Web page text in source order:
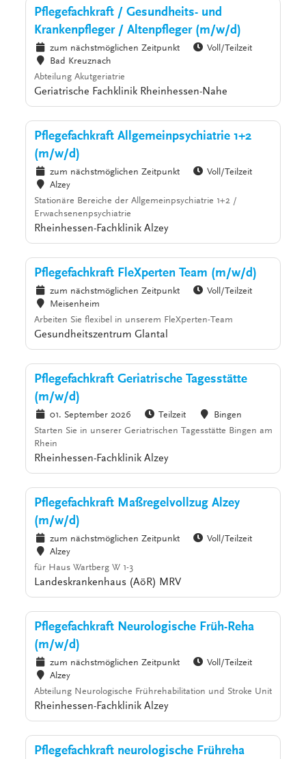
Pflegefachkraft / Gesundheits- und
Krankenpfleger / Altenpfleger (m/w/d)
zum nächstmöglichen Zeitpunkt
Voll/Teilzeit
Bad Kreuznach
Abteilung Akutgeriatrie
Geriatrische Fachklinik Rheinhessen-Nahe
Pflegefachkraft Allgemeinpsychiatrie 1+2
(m/w/d)
zum nächstmöglichen Zeitpunkt
Voll/Teilzeit
Alzey
Stationäre Bereiche der Allgemeinpsychiatrie 1+2 /
Erwachsenenpsychiatrie
Rheinhessen-Fachklinik Alzey
Pflegefachkraft FleXperten Team (m/w/d)
zum nächstmöglichen Zeitpunkt
Voll/Teilzeit
Meisenheim
Arbeiten Sie flexibel in unserem FleXperten-Team
Gesundheitszentrum Glantal
Pflegefachkraft Geriatrische Tagesstätte
(m/w/d)
01. September 2026 Teilzeit
Bingen
Starten Sie in unserer Geriatrischen Tagesstätte Bingen am
Rhein
Rheinhessen-Fachklinik Alzey
Pflegefachkraft Maßregelvollzug Alzey
(m/w/d)
zum nächstmöglichen Zeitpunkt
Voll/Teilzeit
Alzey
für Haus Wartberg W 1-3
Landeskrankenhaus (AöR) MRV
Pflegefachkraft Neurologische Früh-Reha
(m/w/d)
zum nächstmöglichen Zeitpunkt
Voll/Teilzeit
Alzey
Abteilung Neurologische Frührehabilitation und Stroke Unit
Rheinhessen-Fachklinik Alzey
Pflegefachkraft neurologische Frühreha